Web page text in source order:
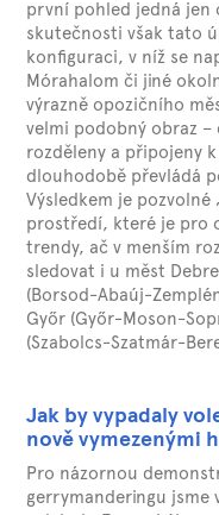
první pohled jedná jen
skutečnosti však tato
konfiguraci, v níž se
Mórahalom či jiné
výrazně opozičního
velmi podobný obraz –
rozděleny a připojeny
dlouhodobě převládá
Výsledkem je pozvolné
prostředí, které je pro
trendy, ač v menším
sledovat i u měst
(Borsod-Abaúj-
Győr (Győr-Moson-
(Szabolcs-Szatmár-
Jak by vypadaly
nově vymezenými
Pro názornou
gerrymanderingu jsme